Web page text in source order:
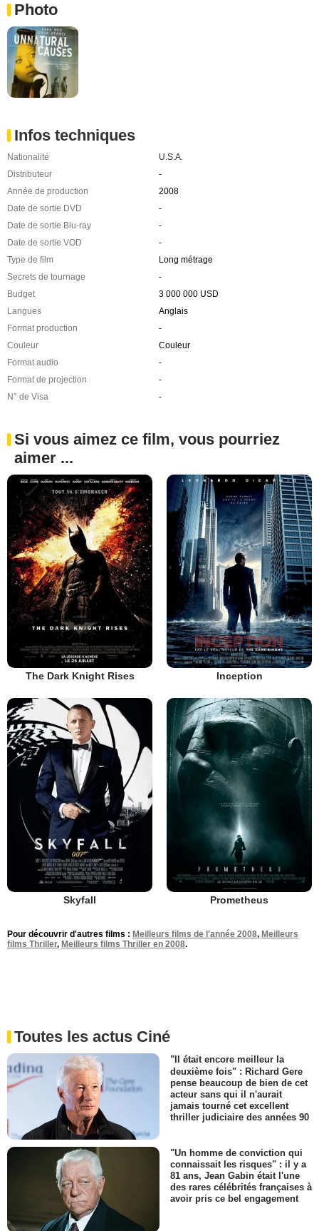
Photo
Infos techniques
Nationalité
U.S.A.
Distributeur
-
Année de production
2008
Date de sortie DVD
-
Date de sortie Blu-ray
-
Date de sortie VOD
-
Type de film
Long métrage
Secrets de tournage
-
Budget
3 000 000 USD
Langues
Anglais
Format production
-
Couleur
Couleur
Format audio
-
Format de projection
-
N° de Visa
-
Si vous aimez ce film, vous pourriez
aimer ...
The Dark Knight Rises Inception
Skyfall Prometheus
Pour découvrir d'autres films : Meilleurs films de l'année 2008, Meilleurs
films Thriller, Meilleurs films Thriller en 2008.
Toutes les actus Ciné
"Il était encore meilleur la
deuxième fois" : Richard Gere
pense beaucoup de bien de cet
acteur sans qui il n'aurait
jamais tourné cet excellent
thriller judiciaire des années 90
"Un homme de conviction qui
connaissait les risques" : il y a
81 ans, Jean Gabin était l'une
des rares célébrités françaises à
avoir pris ce bel engagement